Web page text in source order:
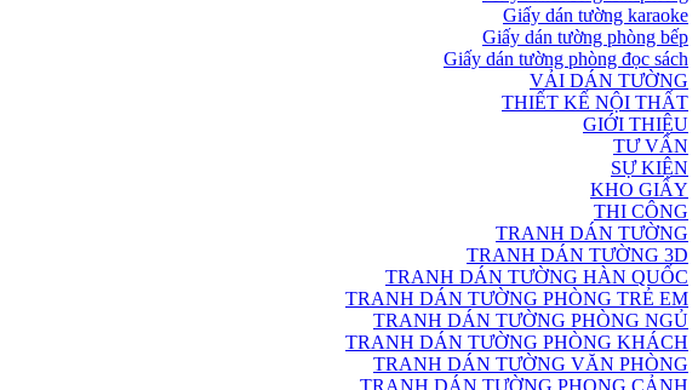
Giấy dán tường karaoke
Giấy dán tường phòng bếp
Giấy dán tường phòng đọc sách
VẢI DÁN TƯỜNG
THIẾT KẾ NỘI THẤT
GIỚI THIỆU
TƯ VẤN
SỰ KIỆN
KHO GIẤY
THI CÔNG
TRANH DÁN TƯỜNG
TRANH DÁN TƯỜNG 3D
TRANH DÁN TƯỜNG HÀN QUỐC
TRANH DÁN TƯỜNG PHÒNG TRẺ EM
TRANH DÁN TƯỜNG PHÒNG NGỦ
TRANH DÁN TƯỜNG PHÒNG KHÁCH
TRANH DÁN TƯỜNG VĂN PHÒNG
TRANH DÁN TƯỜNG PHONG CẢNH